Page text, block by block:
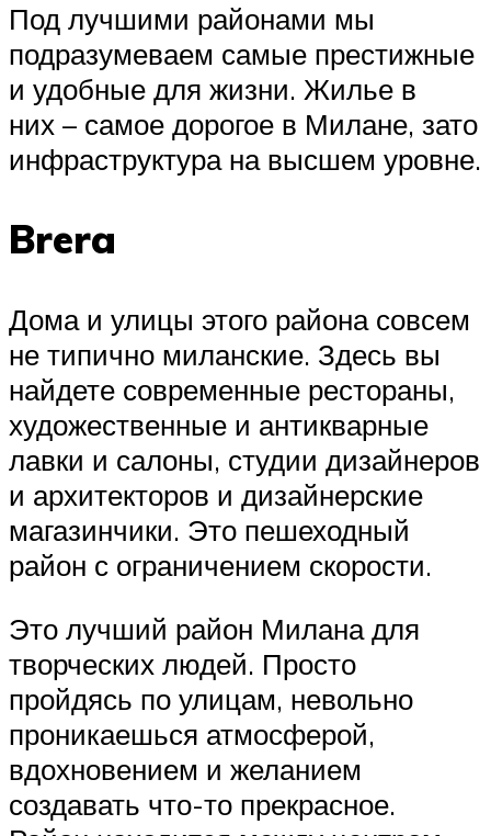
Под лучшими районами мы
подразумеваем самые престижные
и удобные для жизни. Жилье в
них – самое дорогое в Милане, зато
инфраструктура на высшем уровне.
Brera
Дома и улицы этого района совсем
не типично миланские. Здесь вы
найдете современные рестораны,
художественные и антикварные
лавки и салоны, студии дизайнеров
и архитекторов и дизайнерские
магазинчики. Это пешеходный
район с ограничением скорости.
Это лучший район Милана для
творческих людей. Просто
пройдясь по улицам, невольно
проникаешься атмосферой,
вдохновением и желанием
создавать что-то прекрасное.